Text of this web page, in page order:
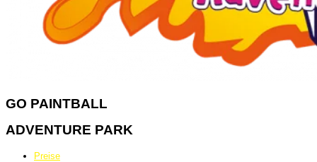
GO PAINTBALL
ADVENTURE PARK
Preise